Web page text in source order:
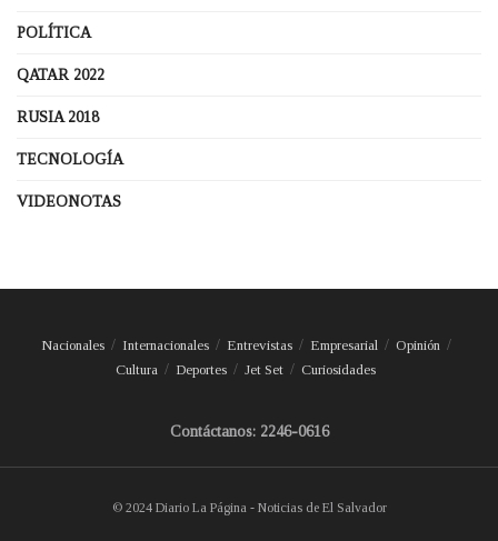
POLÍTICA
QATAR 2022
RUSIA 2018
TECNOLOGÍA
VIDEONOTAS
Nacionales Internacionales Entrevistas Empresarial
Opinión
Cultura
Deportes Jet Set Curiosidades
Contáctanos: 2246-0616
© 2024 Diario La Página - Noticias de El Salvador